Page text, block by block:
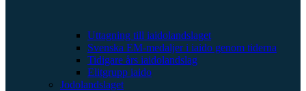
Uttagning till iaidolandslaget
Svenska EM-medaljer i iaido genom tiderna
Tidigare års iaidolandslag
Elitgrupp iaido
Jodolandslaget